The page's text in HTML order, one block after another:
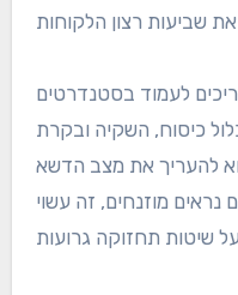
לעמוד בסטנדרטים
כיסוח, השקיה ובקרת
להעריך את מצב הדשא
מוזנחים, זה עשוי